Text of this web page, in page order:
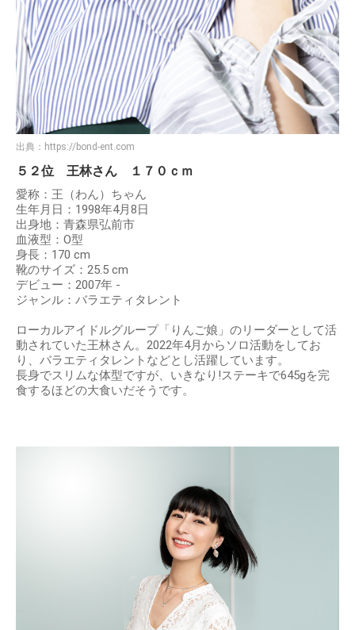
出典： https://bond-ent.com
５２位 王林さん １７０ｃｍ
愛称：王（わん）ちゃん
生年月日：1998年4月8日
出身地：青森県弘前市
血液型：O型
身長：170 cm
靴のサイズ：25.5 cm
デビュー：2007年 -
ジャンル：バラエティタレント
ローカルアイドルグループ「りんご娘」のリーダーとして活
動されていた王林さん。2022年4月からソロ活動をしてお
り、バラエティタレントなどとし活躍しています。
長身でスリムな体型ですが、いきなり!ステーキで645gを完
食するほどの大食いだそうです。